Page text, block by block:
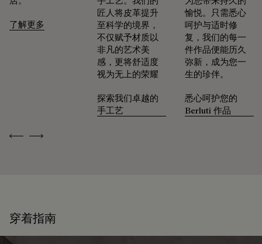
我们的匠心承诺
免费首次转色服务
Patina古法染色工艺凝聚数十载匠艺传承，令每件作品化为别
具一格的艺术臻品，映现出其所承载的故事与情感。 精品店臻
选约六十种色调，令Patina古法染色工艺的色泽随岁月流转，
作品皆能优雅长久地陪伴在顾客身边。
Previous
Next
了解更多
匠人将皮革提升
至科学的境界，
不仅赋予材质以
非凡的艺术美
感，更将舒适度
视为无上的荣耀
探索我们卓越的
手工艺
愉悦。只需悉心
呵护与适时修
复，我们的每一
件作品便能历久
弥新，成为您一
生的珍伴。
悉心呵护您的
Berluti 作品
穿着指南